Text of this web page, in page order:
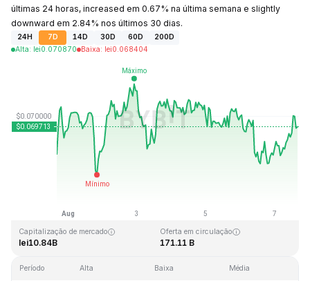
últimas 24 horas, increased em 0.67% na última semana e slightly
downward em 2.84% nos últimos 30 dias.
24H 7D 14D 30D 60D
200D
Alta: lei0.070870 Baixa: lei0.068404
Última atualização: 2026-08-07, 15:25 GMT+0
lei0.731578 lei0.000087
Capitalização de mercado
lei10.84B
Oferta em circulação
171.11 B
Período Alta Baixa Média